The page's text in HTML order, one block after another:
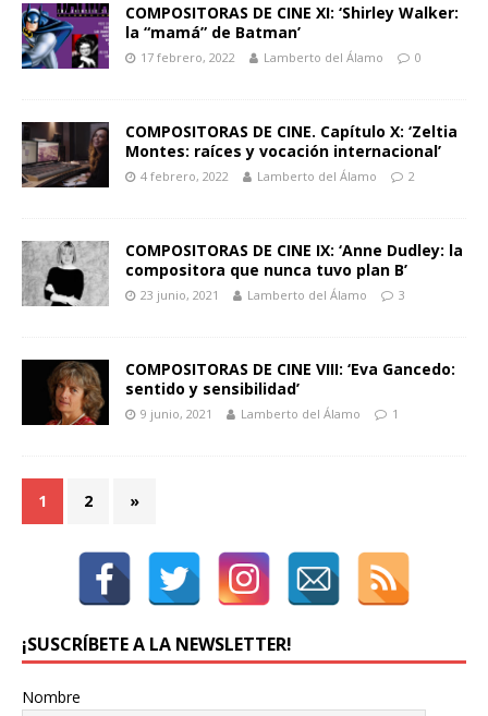
COMPOSITORAS DE CINE XI: ‘Shirley Walker:
la “mamá” de Batman’
17 febrero, 2022 Lamberto del Álamo 0
COMPOSITORAS DE CINE. Capítulo X: ‘Zeltia
Montes: raíces y vocación internacional’
4 febrero, 2022 Lamberto del Álamo 2
COMPOSITORAS DE CINE IX: ‘Anne Dudley: la
compositora que nunca tuvo plan B’
23 junio, 2021 Lamberto del Álamo 3
COMPOSITORAS DE CINE VIII: ‘Eva Gancedo:
sentido y sensibilidad’
9 junio, 2021 Lamberto del Álamo 1
1 2 »
¡SUSCRÍBETE A LA NEWSLETTER!
Nombre